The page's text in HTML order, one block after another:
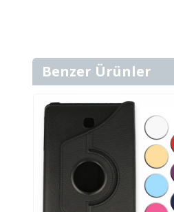
Benzer Ürünler